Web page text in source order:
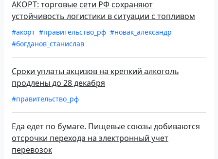
АКОРТ: торговые сети РФ сохраняют
устойчивость логистики в ситуации с топливом
#акорт #правительство_рф #новак_александр
#богданов_станислав
Сроки уплаты акцизов на крепкий алкоголь
продлены до 28 декабря
#правительство_рф
Еда едет по бумаге. Пищевые союзы добиваются
отсрочки перехода на электронный учет
перевозок